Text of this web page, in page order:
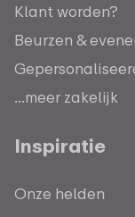
Klant worden?
Beurzen &
...meer zakelijk
Inspiratie
Onze helden